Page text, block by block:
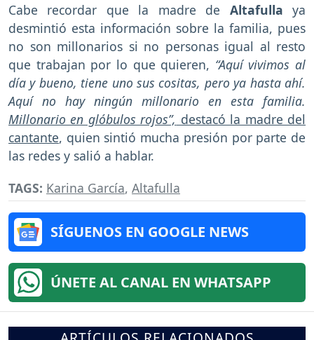
Cabe recordar que la madre de Altafullaya
desmintió esta información sobre la familia, pues
no son millonarios si no personas igual al resto
que trabajan por lo que quieren, “Aquí vivimos al
día y bueno, tiene uno sus cositas, pero ya hasta ahí.
Aquí no hay ningún millonario en esta familia.
Millonario en glóbulos rojos”, destacó la madre del
cantante, quien sintió mucha presión por parte de
las redes y salió a hablar.
TAGS: Karina García, Altafulla
SÍGUENOS EN GOOGLE NEWS
ÚNETE AL CANAL EN WHATSAPP